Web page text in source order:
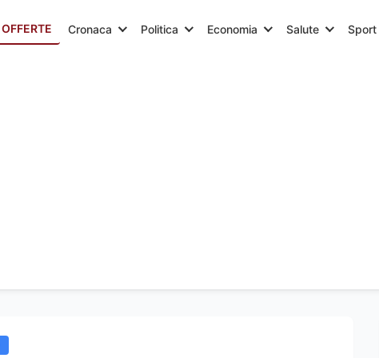
OFFERTE Cronaca Politica Economia Salute Sport